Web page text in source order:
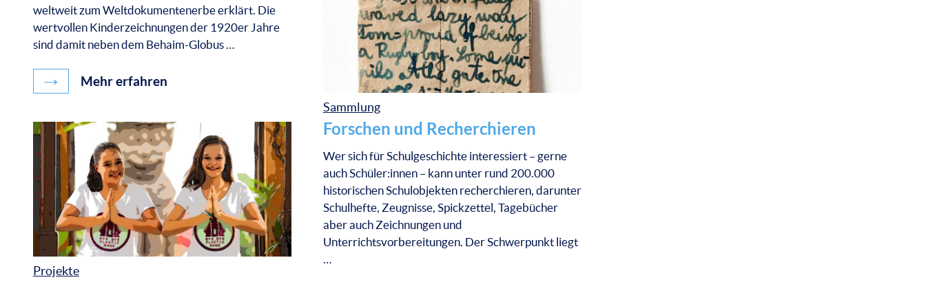
weltweit zum Weltdokumentenerbe erklärt. Die
wertvollen Kinderzeichnungen der 1920er Jahre
sind damit neben dem Behaim-Globus …
→ Mehr erfahren
Sammlung
Forschen und Recherchieren
Wer sich für Schulgeschichte interessiert – gerne
auch Schüler:innen – kann unter rund 200.000
historischen Schulobjekten recherchieren, darunter
Schulhefte, Zeugnisse, Spickzettel, Tagebücher
aber auch Zeichnungen und
Unterrichtsvorbereitungen. Der Schwerpunkt liegt
Projekte